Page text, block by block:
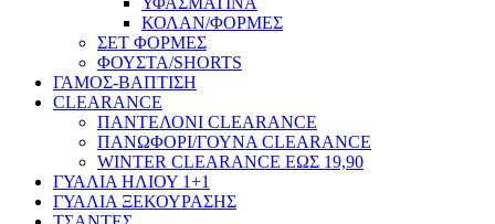
ΚΟΛΑΝ/ΦΟΡΜΕΣ
ΣΕΤ ΦΟΡΜΕΣ
ΦΟΥΣΤΑ/SHORTS
ΓΑΜΟΣ-ΒΑΠΤΙΣΗ
CLEARANCE
ΠΑΝΤΕΛΟΝΙ CLEARANCE
ΠΑΝΩΦΟΡΙ/ΓΟΥΝΑ CLEARANCE
WINTER CLEARANCE ΕΩΣ 19,90
ΓΥΑΛΙΑ ΗΛΙΟΥ 1+1
ΓΥΑΛΙΑ ΞΕΚΟΥΡΑΣΗΣ